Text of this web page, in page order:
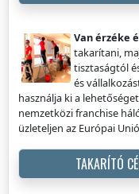
Van érzéke
takarítani,
tisztaságtól
és
használja ki a
nemzetközi franchise
üzleteljen az Európai
TAKARÍTÓ